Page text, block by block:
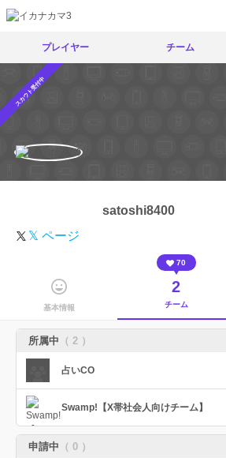
プレイヤー チーム
スカウト受付中
satoshi8400
𝕏 ページ
基本情報
70
2
チーム
所属中 （ 2 ）
占いCO
Swamp!【X帯社会人向けチーム】
申請中 （ 0 ）